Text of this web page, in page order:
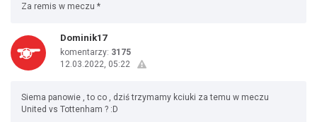
Za remis w meczu *
Dominik17
komentarzy: 3175
12.03.2022, 05:22
Siema panowie , to co , dziś trzymamy kciuki za temu w meczu
United vs Tottenham ? :D